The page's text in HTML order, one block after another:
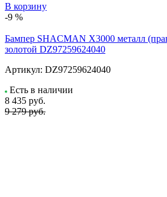
В корзину
-9 %
Бампер SHACMAN X3000 металл
золотой DZ97259624040
Артикул: DZ97259624040
Есть в наличии
8 435 руб.
9 279 руб.